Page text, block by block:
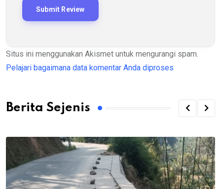
Situs ini menggunakan Akismet untuk mengurangi spam.
Pelajari bagaimana data komentar Anda diproses
Berita Sejenis